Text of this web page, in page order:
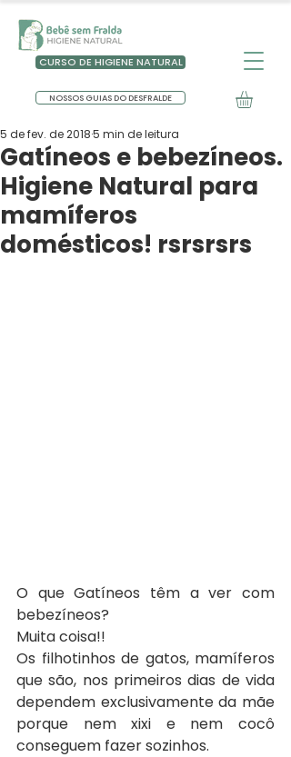
CURSO DE HIGIENE NATURAL
NOSSOS GUIAS DO DESFRALDE
Gatíneos e bebezíneos.
Higiene Natural para
mamíferos
domésticos! rsrsrsrs
5 de fev. de 20185 min de leitura
O que Gatíneos têm a ver com
bebezíneos?
Muita coisa!!
Os filhotinhos de gatos, mamíferos
que são, nos primeiros dias de vida
dependem exclusivamente da mãe
porque nem xixi e nem cocô
conseguem fazer sozinhos.